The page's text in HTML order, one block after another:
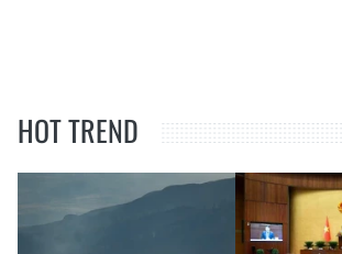
HOT TREND